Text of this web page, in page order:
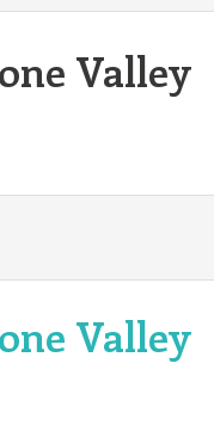
Valley
Valley